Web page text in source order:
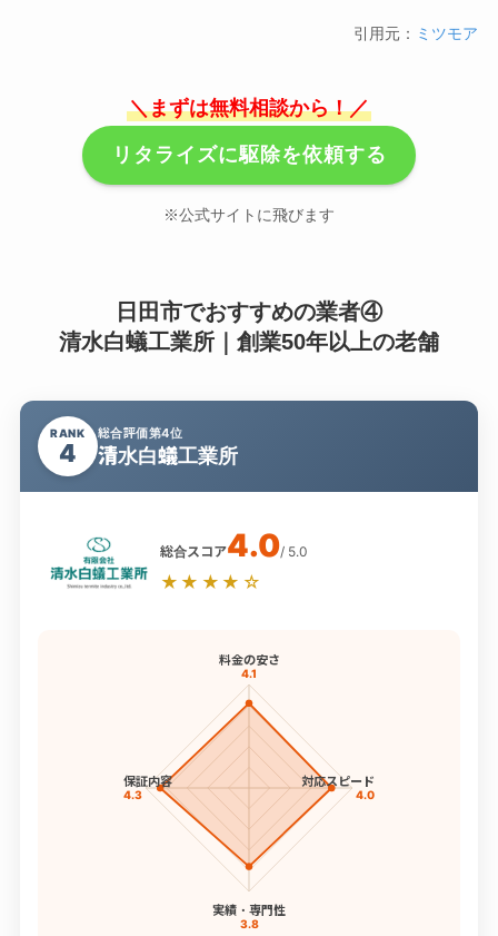
引用元： ミツモア
＼まずは無料相談から！／
リタライズに駆除を依頼する
※公式サイトに飛びます
日田市でおすすめの業者④
清水白蟻工業所｜創業50年以上の老舗
RANK
4
総合評価第4位
清水白蟻工業所
総合スコア4.0/ 5.0
★★★★☆
料金の安さ
4.1
対応スピード
4.0
実績・専門性
3.8
保証内容
4.3